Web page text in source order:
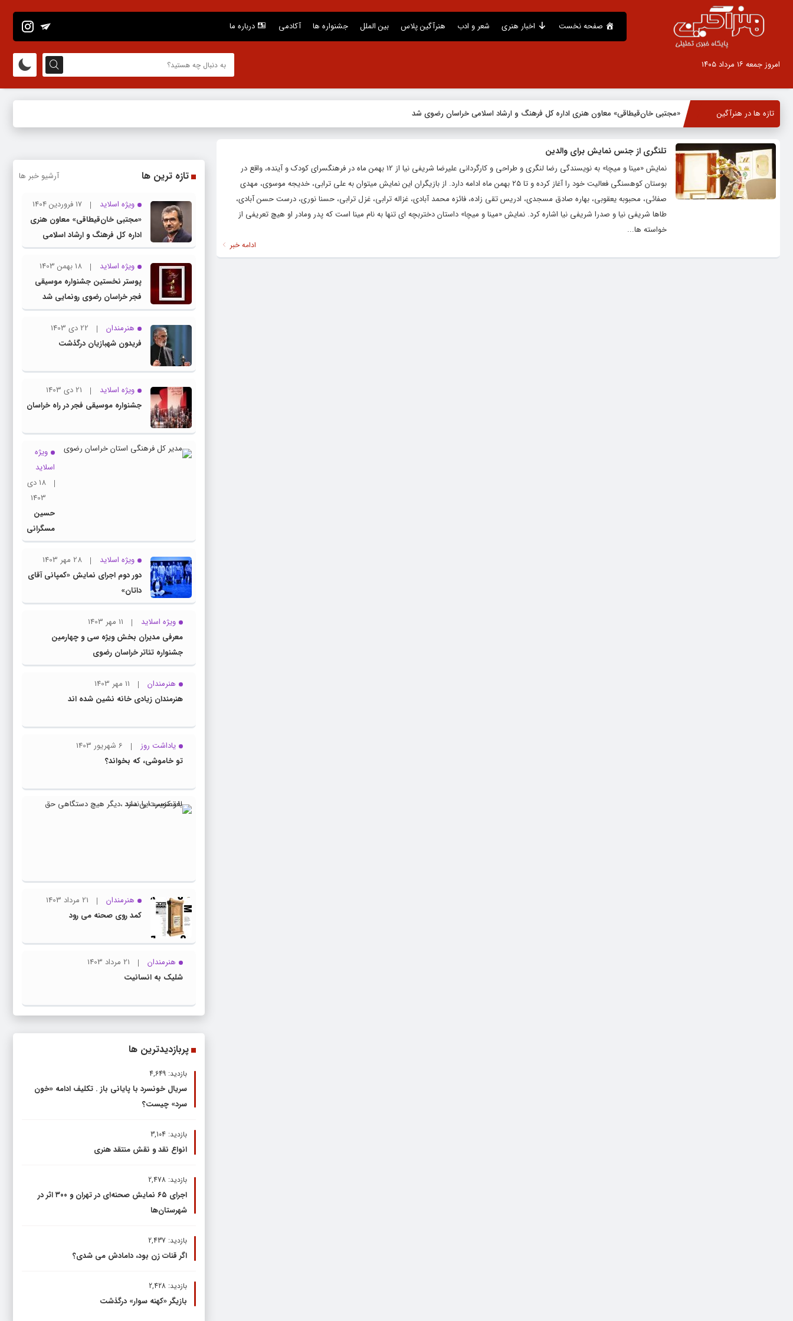
صفحه نخست اخبار هنری شعر و ادب هنرآگین پلاس بین الملل جشنواره ها آکادمی درباره ما
امروز جمعه ۱۶ مرداد ۱۴۰۵
تازه ها در هنرآگین «مجتبی خان‌قیطاقی» معاون هنری اداره کل فرهنگ و ارشاد اسلامی خراسان رضوی شد
تلنگری از جنس نمایش برای والدین
نمایش «مینا و میچا» به نویسندگی رضا لنگری و طراحی و کارگردانی علیرضا شریفی نیا از 12 بهمن ماه در فرهنگسرای کودک و آینده، واقع در
بوستان کوهسنگی فعالیت خود را آغاز کرده و تا ۲۵ بهمن‌ ماه ادامه دارد. از بازیگران این نمایش میتوان به علی ترابی، خدیجه موسوی، مهدی
صفائی، محبوبه یعقوبی، بهاره صادق مسجدی، ادریس تقی زاده، فائزه محمد آبادی، غزاله ترابی، غزل ترابی، حسنا نوری، درست حسن آبادی،
طاها شریفی نیا و صدرا شریفی نیا اشاره کرد. نمایش «مینا و میچا» داستان دختربچه ای تنها به نام مینا است که پدر ومادر او هیچ تعریفی از
خواسته ها...
ادامه خبر
تازه ترین ها آرشیو خبر ها
ویژه اسلاید
17 فروردین 1404
«مجتبی خان‌قیطاقی» معاون هنری
اداره کل فرهنگ و ارشاد اسلامی
خراسان رضوی شد
ویژه اسلاید
18 بهمن 1403
پوستر نخستین جشنواره موسیقی
فجر خراسان رضوی رونمایی شد
هنرمندان
22 دی 1403
فریدون شهبازیان درگذشت
ویژه اسلاید
21 دی 1403
جشنواره موسیقی فجر در راه خراسان
ویژه
اسلاید
18 دی
1403
حسین
مسگرانی
به عنوان
مدیر کل
فرهنگ و
اسلامی
رضوی
شد
ویژه اسلاید
28 مهر 1403
دور دوم اجرای نمایش «کمپانی آقای
داتان»
ویژه اسلاید
11 مهر 1403
معرفی مدیران بخش ویژه سی و چهارمین
جشنواره تئاتر خراسان رضوی
هنرمندان
11 مهر 1403
هنرمندان زیادی خانه نشین شده اند
یاداشت روز
6 شهریور 1403
تو خاموشی، که بخواند؟
این
را
هنرمندان
21 مرداد 1403
کمد روی صحنه می رود
هنرمندان
21 مرداد 1403
شلیک به انسانیت
پربازدیدترین ها
بازدید: 4,649
سریال خونسرد با پایانی باز . تکلیف ادامه «خون
سرد» چیست؟
بازدید: 3,104
انواع نقد و نقش منتقد هنری
بازدید: 2,478
اجرای ۶۵ نمایش صحنه‌ای در تهران و ۳۰۰ اثر در
شهرستان‌ها
بازدید: 2,437
اگر قنات زن بود، دامادش می شدی؟
بازدید: 2,428
بازیگر «کهنه سوار» درگذشت